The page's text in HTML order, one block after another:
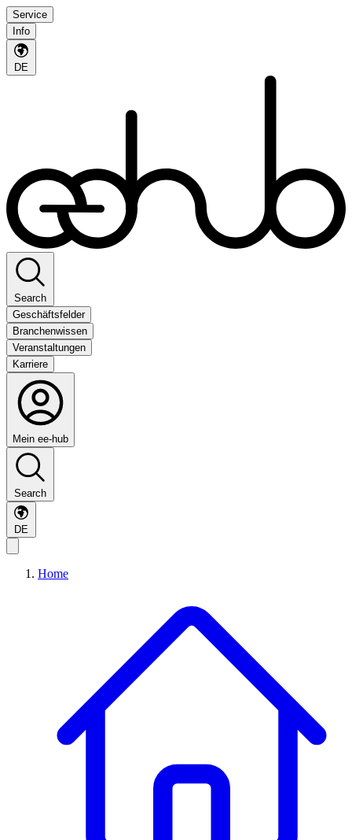
Service
Info
DE
Search
Geschäftsfelder
Branchenwissen
Veranstaltungen
Karriere
Mein ee-hub
Search
DE
Home